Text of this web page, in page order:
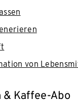
von
& Kaffee-Abo